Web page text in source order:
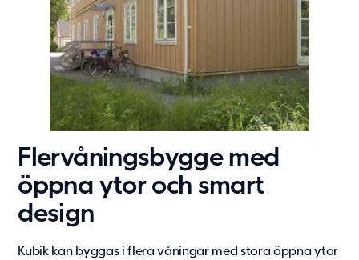
Flervåningsbygge med
öppna ytor och smart
design
Kubik kan byggas i flera våningar med stora öppna ytor